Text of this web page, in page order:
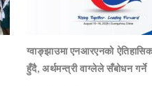
ग्वाङ्झाउमा एनआरएनको
हुँदै, अर्थमन्त्री वाग्लेले सँबोधन गर्ने